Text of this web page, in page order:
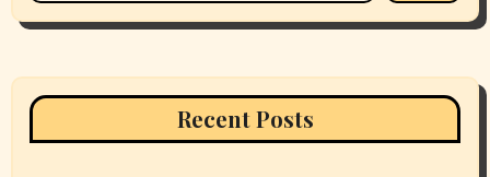
Recent Posts